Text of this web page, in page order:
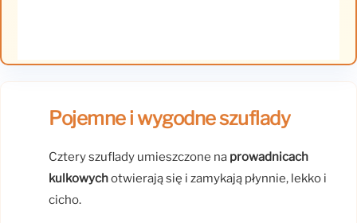
Pojemne i wygodne szuflady
Cztery szuflady umieszczone na prowadnicach
kulkowychotwierają się i zamykają płynnie, lekko i
cicho.